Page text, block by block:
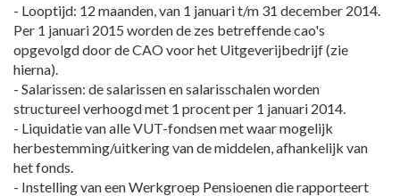
- Looptijd: 12 maanden, van 1 januari t/m 31 december 2014.
Per 1 januari 2015 worden de zes betreffende cao's
opgevolgd door de CAO voor het Uitgeverijbedrijf (zie
hierna).
- Salarissen: de salarissen en salarisschalen worden
structureel verhoogd met 1 procent per 1 januari 2014.
- Liquidatie van alle VUT-fondsen met waar mogelijk
herbestemming/uitkering van de middelen, afhankelijk van
het fonds.
- Instelling van een Werkgroep Pensioenen die rapporteert